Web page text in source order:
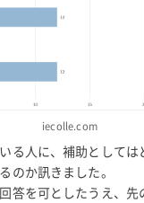
iecolle.com
る人に、補助としては
のか訊きました。
答を可としたうえ、先